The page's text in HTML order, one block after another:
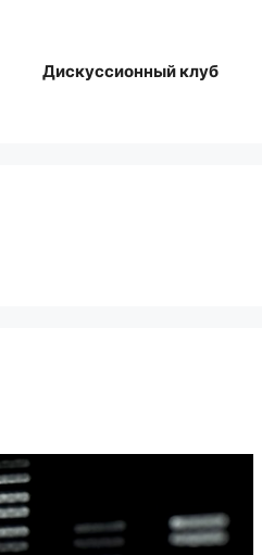
Дискуссионный клуб